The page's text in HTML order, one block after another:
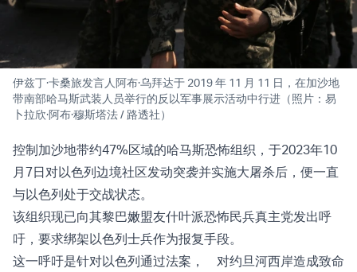
伊兹丁·卡桑旅发言人阿布·乌拜达于 2019 年 11 月 11 日，在加沙地
带南部哈马斯武装人员举行的反以军事展示活动中行进（照片：易
卜拉欣·阿布·穆斯塔法 / 路透社）
控制加沙地带约47%区域的哈马斯恐怖组织，于2023年10
月7日对以色列边境社区发动突袭并实施大屠杀后，便一直
与以色列处于交战状态。
该组织现已向其黎巴嫩盟友什叶派恐怖民兵真主党发出呼
吁，要求绑架以色列士兵作为报复手段。
这一呼吁是针对以色列通过法案， 对约旦河西岸造成致命